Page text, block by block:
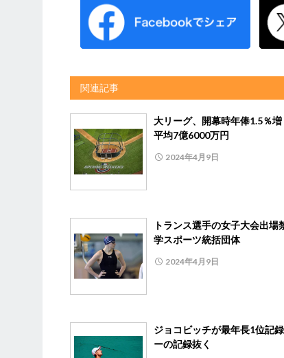
関連記事
大リーグ、開幕時年俸1.5％増
平均7億6000万円
2024年4月9日
トランス選手の女子大会出場
学スポーツ統括団体
2024年4月9日
ジョコビッチが最年長1位記
ーの記録抜く